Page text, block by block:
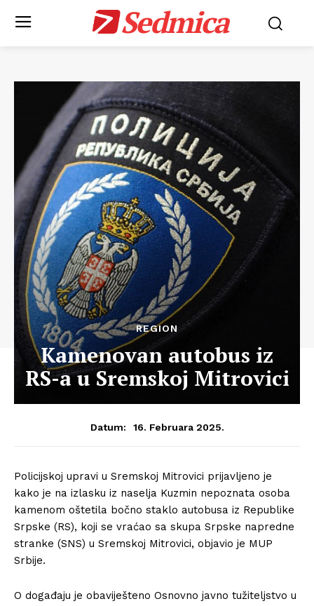
Sedmica
REGION
Kamenovan autobus iz
RS-a u Sremskoj Mitrovici
Datum: 16. Februara 2025.
Policijskoj upravi u Sremskoj Mitrovici prijavljeno je
kako je na izlasku iz naselja Kuzmin nepoznata osoba
kamenom oštetila bočno staklo autobusa iz Republike
Srpske (RS), koji se vraćao sa skupa Srpske napredne
stranke (SNS) u Sremskoj Mitrovici, objavio je MUP
Srbije.
O događaju je obaviješteno Osnovno javno tužiteljstvo u